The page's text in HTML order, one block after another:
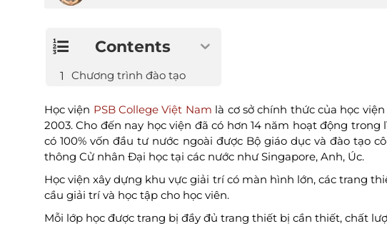
Contents
Chương trình đào tạo
Học viện PSB College Việt Nam là cơ sở chính thức của học
2003. Cho đến nay học viện đã có hơn 14 năm hoạt động
có 100% vốn đầu tư nước ngoài được Bộ giáo dục và đào tạo
thông Cử nhân Đại học tại các nước như Singapore, Anh, Úc.
Học viện xây dựng khu vực giải trí có màn hình lớn, các trang
cầu giải trí và học tập cho học viên.
Mỗi lớp học được trang bị đầy đủ trang thiết bị cần thiết, chất